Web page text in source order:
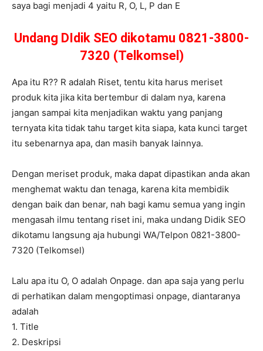
saya bagi menjadi 4 yaitu R, O, L, P dan E
Undang DIdik SEO dikotamu 0821-3800-
7320 (Telkomsel)
Apa itu R?? R adalah Riset, tentu kita harus meriset
produk kita jika kita bertembur di dalam nya, karena
jangan sampai kita menjadikan waktu yang panjang
ternyata kita tidak tahu target kita siapa, kata kunci target
itu sebenarnya apa, dan masih banyak lainnya.
Dengan meriset produk, maka dapat dipastikan anda akan
menghemat waktu dan tenaga, karena kita membidik
dengan baik dan benar, nah bagi kamu semua yang ingin
mengasah ilmu tentang riset ini, maka undang Didik SEO
dikotamu langsung aja hubungi WA/Telpon 0821-3800-
7320 (Telkomsel)
Lalu apa itu O, O adalah Onpage. dan apa saja yang perlu
di perhatikan dalam mengoptimasi onpage, diantaranya
adalah
1. Title
2. Deskripsi